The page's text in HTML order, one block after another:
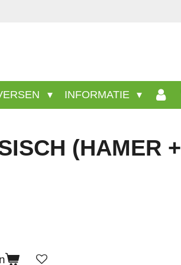
INFORMATIE
(HAMER +